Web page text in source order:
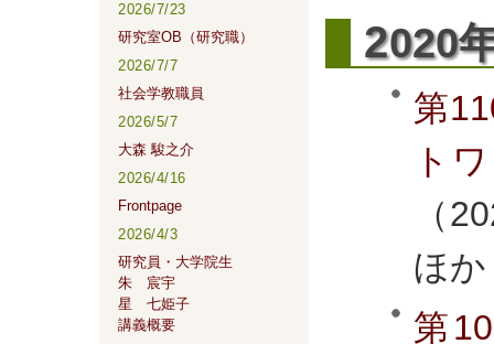
2020
第
ト
（
ほか
第
2026/7/23
研究室OB（研究職）
2026/7/7
社会学教職員
2026/5/7
大森 駿之介
2026/4/16
Frontpage
2026/4/3
研究員・大学院生
朱 宸宇
星 七姫子
講義概要